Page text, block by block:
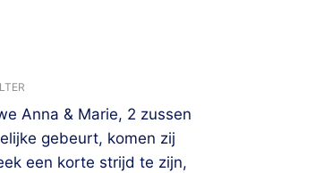
Anna & Marie, 2 zussen
gebeurt, komen zij
een korte strijd te zijn,